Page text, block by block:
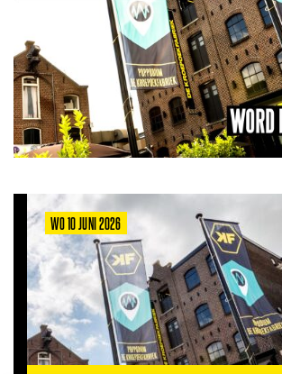
WO 10 JUNI 2026